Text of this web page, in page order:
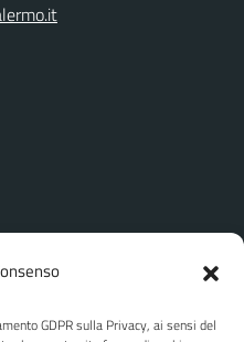
GDPR sulla Privacy, ai sensi del